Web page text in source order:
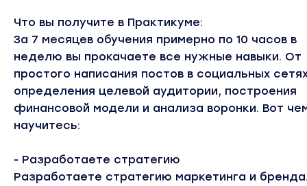
Что вы получите в Практикуме:
За 7 месяцев обучения примерно по 10 часов в
неделю вы прокачаете все нужные навыки. От
простого написания постов в социальных
определения целевой аудитории, построения
финансовой модели и анализа воронки. Вот
научитесь:
- Разработаете стратегию
Разработаете стратегию маркетинга и